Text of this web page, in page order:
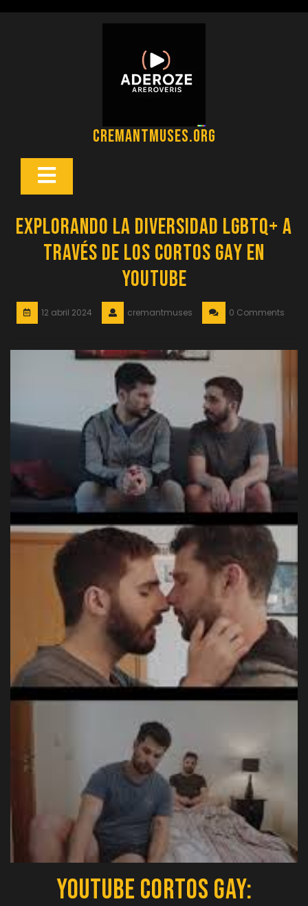
cremantmuses.org
Botón
Explorando la Diversidad LGBTQ+ a
través de los Cortos Gay en
YouTube
12 abril 2024 cremantmuses 0 Comments
YouTube Cortos Gay: